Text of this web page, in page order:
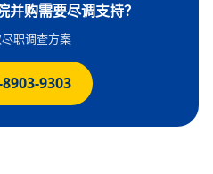
购需要尽调支持？
职调查方案
9303